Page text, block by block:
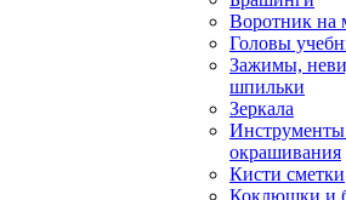
Воротник на
Головы
Зажимы,
шпильки
Зеркала
Инструменты
окрашивания
Кисти сметки
Коклюшки и